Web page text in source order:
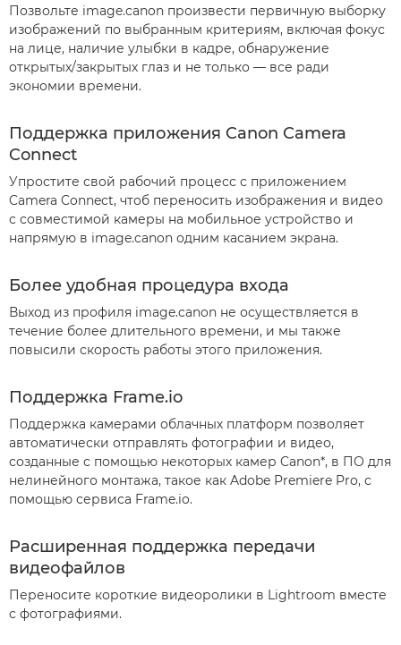
Позвольте image.canon произвести первичную выборку
изображений по выбранным критериям, включая фокус
на лице, наличие улыбки в кадре, обнаружение
открытых/закрытых глаз и не только — все ради
экономии времени.
Поддержка приложения Canon Camera
Connect
Упростите свой рабочий процесс с приложением
Camera Connect, чтоб переносить изображения и видео
с совместимой камеры на мобильное устройство и
напрямую в image.canon одним касанием экрана.
Более удобная процедура входа
Выход из профиля image.canon не осуществляется в
течение более длительного времени, и мы также
повысили скорость работы этого приложения.
Поддержка Frame.io
Поддержка камерами облачных платформ позволяет
автоматически отправлять фотографии и видео,
созданные с помощью некоторых камер Canon*, в ПО для
нелинейного монтажа, такое как Adobe Premiere Pro, с
помощью сервиса Frame.io.
Расширенная поддержка передачи
видеофайлов
Переносите короткие видеоролики в Lightroom вместе
с фотографиями.